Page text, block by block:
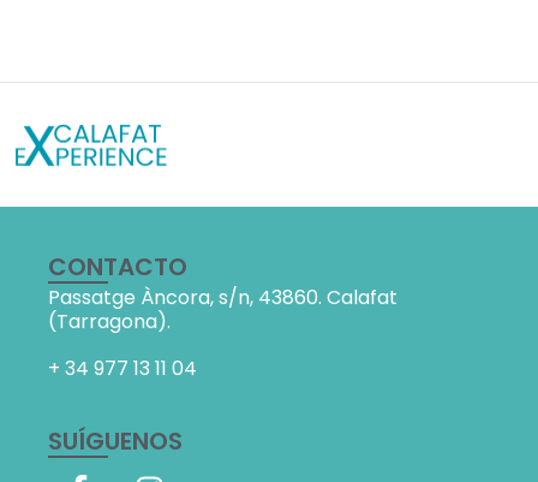
CONTACTO
Passatge Àncora, s/n, 43860. Calafat
(Tarragona).
+ 34 977 13 11 04
SUÍGUENOS